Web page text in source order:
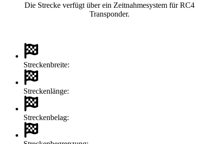
Die Strecke verfügt über ein Zeitnahmesystem für RC4
Transponder.
Streckenbreite:
Streckenlänge:
Streckenbelag: